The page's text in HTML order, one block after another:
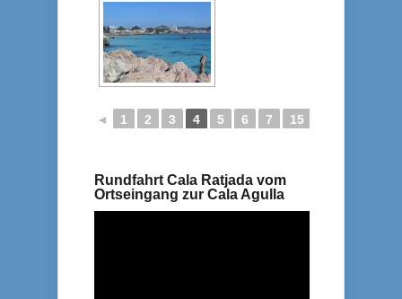
◄ 1 2 3 4 5 6 7 15
Rundfahrt Cala Ratjada vom
Ortseingang zur Cala Agulla